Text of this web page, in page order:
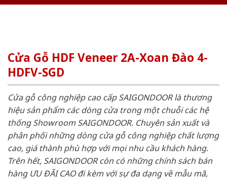
Cửa Gỗ HDF Veneer 2A-Xoan Đào 4-
HDFV-SGD
Cửa gỗ công nghiệp cao cấp SAIGONDOOR là thương
hiệu sản phẩm các dòng cửa trong một chuỗi các hệ
thống Showroom SAIGONDOOR. Chuyên sản xuất và
phân phối những dòng cửa gỗ công nghiệp chất lượng
cao, giá thành phù hợp với mọi nhu cầu khách hàng.
Trên hết, SAIGONDOOR còn có những chính sách bán
hàng ƯU ĐÃI CAO đi kèm với sự đa dạng về mẫu mã,